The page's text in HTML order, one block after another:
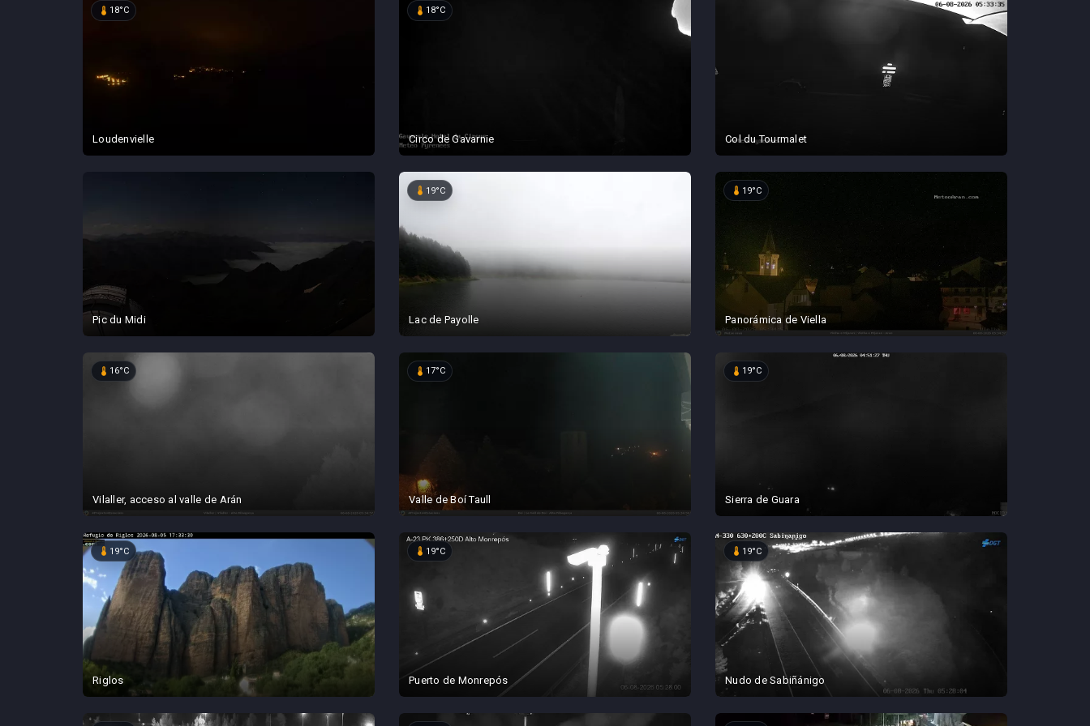
device_thermostat 18°C
Loudenvielle
device_thermostat 18°C
Circo de Gavarnie Col du Tourmalet
Pic du Midi
device_thermostat 19°C
Lac de Payolle
device_thermostat 19°C
Panorámica de Viella
device_thermostat 16°C
Vilaller, acceso al valle de Arán
device_thermostat 17°C
Valle de Boí Taull
device_thermostat 19°C
Sierra de Guara
device_thermostat 19°C
Riglos
device_thermostat 19°C
Puerto de Monrepós
device_thermostat 19°C
Nudo de Sabiñánigo